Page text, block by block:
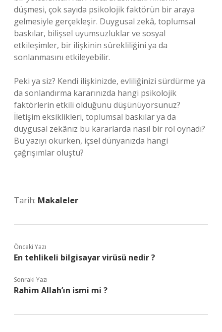
düşmesi, çok sayıda psikolojik faktörün bir araya
gelmesiyle gerçekleşir. Duygusal zekâ, toplumsal
baskılar, bilişsel uyumsuzluklar ve sosyal
etkileşimler, bir ilişkinin sürekliliğini ya da
sonlanmasını etkileyebilir.
Peki ya siz? Kendi ilişkinizde, evliliğinizi sürdürme ya
da sonlandırma kararınızda hangi psikolojik
faktörlerin etkili olduğunu düşünüyorsunuz?
İletişim eksiklikleri, toplumsal baskılar ya da
duygusal zekânız bu kararlarda nasıl bir rol oynadı?
Bu yazıyı okurken, içsel dünyanızda hangi
çağrışımlar oluştu?
Tarih: Makaleler
Önceki Yazı
En tehlikeli bilgisayar virüsü nedir ?
Sonraki Yazı
Rahim Allah’ın ismi mi ?